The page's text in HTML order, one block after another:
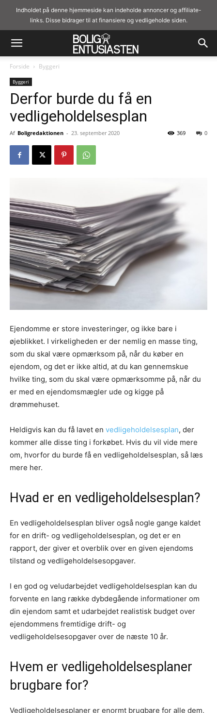
Indholdet på denne hjemmeside kan indeholde annoncer og affiliate-
links. Disse bidrager til at finansiere og vedligeholde siden.
Forside Byggeri
Byggeri
Derfor burde du få en
vedligeholdelsesplan
Af Boligredaktionen - 23. september 2020 0
369
Ejendomme er store investeringer, og ikke bare i
øjeblikket. I virkeligheden er der nemlig en masse ting,
som du skal være opmærksom på, når du køber en
ejendom, og det er ikke altid, at du kan gennemskue
hvilke ting, som du skal være opmærksomme på, når du
er med en ejendomsmægler ude og kigge på
drømmehuset.
Heldigvis kan du få lavet en vedligeholdelsesplan, der
kommer alle disse ting i forkøbet. Hvis du vil vide mere
om, hvorfor du burde få en vedligeholdelsesplan, så læs
mere her.
Hvad er en vedligeholdelsesplan?
En vedligeholdelsesplan bliver også nogle gange kaldet
for en drift- og vedligeholdelsesplan, og det er en
rapport, der giver et overblik over en given ejendoms
tilstand og vedligeholdelsesopgaver.
I en god og veludarbejdet vedligeholdelsesplan kan du
forvente en lang række dybdegående informationer om
din ejendom samt et udarbejdet realistisk budget over
ejendommens fremtidige drift- og
vedligeholdelsesopgaver over de næste 10 år.
Hvem er vedligeholdelsesplaner
brugbare for?
Vedligeholdelsesplaner er enormt brugbare for alle dem,